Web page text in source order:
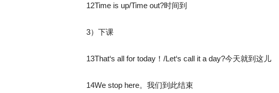
12Time is up/Time out?时间到
3）下课
13That‘s all for today！/Let‘s call it a day?今天就到这儿
14We stop here。我们到此结束